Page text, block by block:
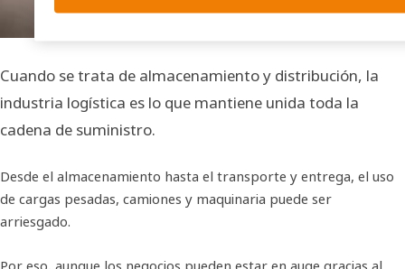
Cuando se trata de almacenamiento y distribución, la
industria logística es lo que mantiene unida toda la
cadena de suministro.
Desde el almacenamiento hasta el transporte y entrega, el uso
de cargas pesadas, camiones y maquinaria puede ser
arriesgado.
Por eso, aunque los negocios pueden estar en auge gracias al